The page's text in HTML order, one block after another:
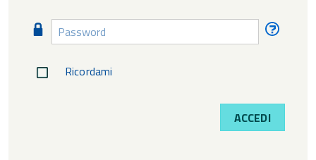
Password
Ricordami
ACCEDI